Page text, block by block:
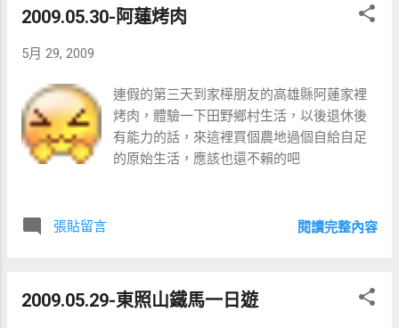
2009.05.30-阿蓮烤肉
5月 29, 2009
連假的第三天到家樺朋友的高雄縣阿蓮家裡
烤肉，體驗一下田野鄉村生活，以後退休後
有能力的話，來這裡買個農地過個自給自足
的原始生活，應該也還不賴的吧
張貼留言 閱讀完整內容
2009.05.29-東照山鐵馬一日遊